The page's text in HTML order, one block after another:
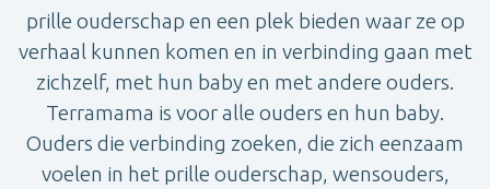
prille ouderschap en een plek bieden waar ze op
verhaal kunnen komen en in verbinding gaan met
zichzelf, met hun baby en met andere ouders.
Terramama is voor alle ouders en hun baby.
Ouders die verbinding zoeken, die zich eenzaam
voelen in het prille ouderschap, wensouders,